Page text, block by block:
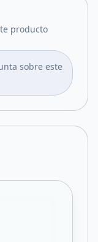
producto
sobre este